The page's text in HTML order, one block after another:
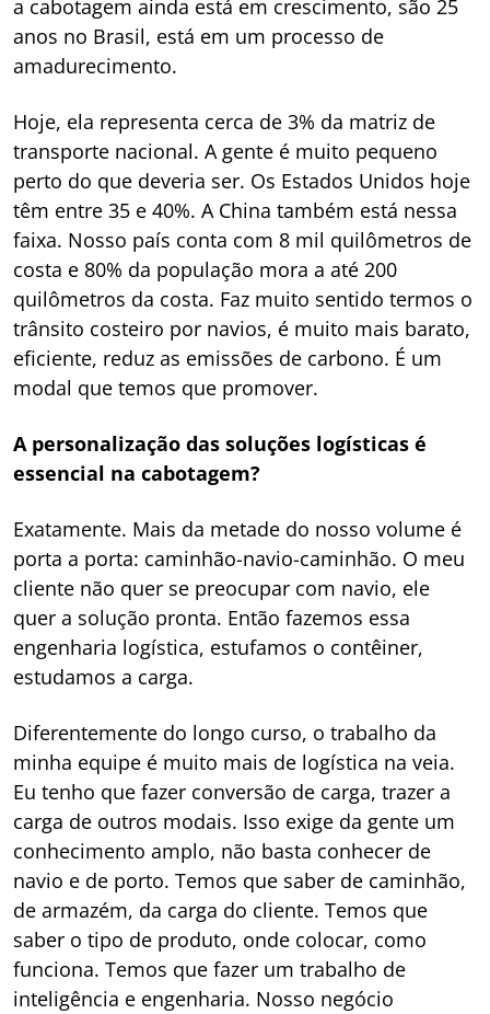
a cabotagem ainda está em crescimento, são 25
anos no Brasil, está em um processo de
amadurecimento.
Hoje, ela representa cerca de 3% da matriz de
transporte nacional. A gente é muito pequeno
perto do que deveria ser. Os Estados Unidos hoje
têm entre 35 e 40%. A China também está nessa
faixa. Nosso país conta com 8 mil quilômetros de
costa e 80% da população mora a até 200
quilômetros da costa. Faz muito sentido termos o
trânsito costeiro por navios, é muito mais barato,
eficiente, reduz as emissões de carbono. É um
modal que temos que promover.
A personalização das soluções logísticas é
essencial na cabotagem?
Exatamente. Mais da metade do nosso volume é
porta a porta: caminhão-navio-caminhão. O meu
cliente não quer se preocupar com navio, ele
quer a solução pronta. Então fazemos essa
engenharia logística, estufamos o contêiner,
estudamos a carga.
Diferentemente do longo curso, o trabalho da
minha equipe é muito mais de logística na veia.
Eu tenho que fazer conversão de carga, trazer a
carga de outros modais. Isso exige da gente um
conhecimento amplo, não basta conhecer de
navio e de porto. Temos que saber de caminhão,
de armazém, da carga do cliente. Temos que
saber o tipo de produto, onde colocar, como
funciona. Temos que fazer um trabalho de
inteligência e engenharia. Nosso negócio